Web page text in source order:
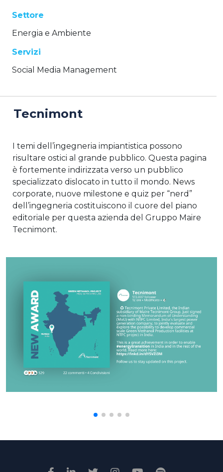
Settore
Energia e Ambiente
Servizi
Social Media Management
Tecnimont
I temi dell’ingegneria impiantistica possono
risultare ostici al grande pubblico. Questa pagina
è fortemente indirizzata verso un pubblico
specializzato dislocato in tutto il mondo. News
corporate, nuove milestone e quiz per “nerd”
dell’ingegneria costituiscono il cuore del piano
editoriale per questa azienda del Gruppo Maire
Tecnimont.